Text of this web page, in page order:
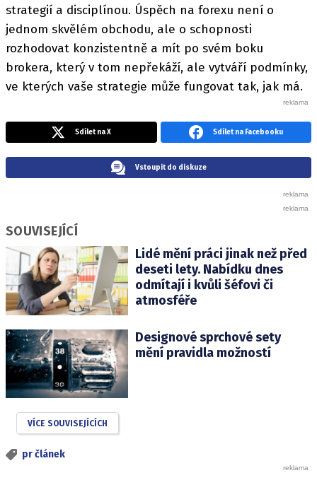
strategií a disciplínou. Úspěch na forexu není o
jednom skvělém obchodu, ale o schopnosti
rozhodovat konzistentně a mít po svém boku
brokera, který v tom nepřekáží, ale vytváří podmínky,
ve kterých vaše strategie může fungovat tak, jak má.
Sdílet na X Sdílet na Facebooku
Vstoupit do diskuze
SOUVISEJÍCÍ
Lidé mění práci jinak než před
deseti lety. Nabídku dnes
odmítají i kvůli šéfovi či
atmosféře
Designové sprchové sety
mění pravidla možností
VÍCE SOUVISEJÍCÍCH
pr článek